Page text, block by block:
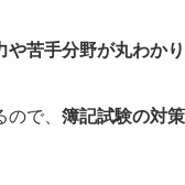
や苦手分野が丸わかり
ので、 簿記試験の対